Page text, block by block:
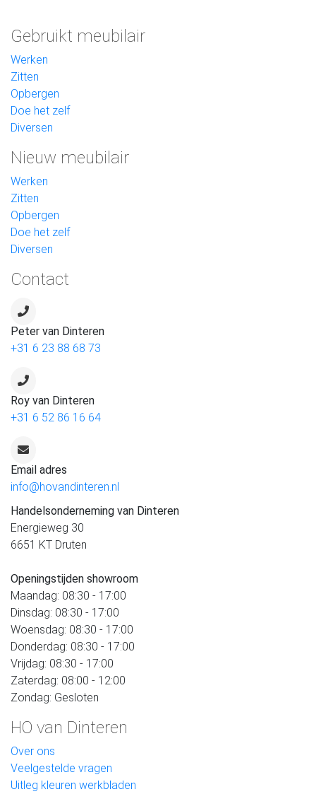
Gebruikt meubilair
Werken
Zitten
Opbergen
Doe het zelf
Diversen
Nieuw meubilair
Werken
Zitten
Opbergen
Doe het zelf
Diversen
Contact
Peter van Dinteren
+31 6 23 88 68 73
Roy van Dinteren
+31 6 52 86 16 64
Email adres
info@hovandinteren.nl
Handelsonderneming van Dinteren
Energieweg 30
6651 KT Druten
Openingstijden showroom
Maandag: 08:30 - 17:00
Dinsdag: 08:30 - 17:00
Woensdag: 08:30 - 17:00
Donderdag: 08:30 - 17:00
Vrijdag: 08:30 - 17:00
Zaterdag: 08:00 - 12:00
Zondag: Gesloten
HO van Dinteren
Over ons
Veelgestelde vragen
Uitleg kleuren werkbladen